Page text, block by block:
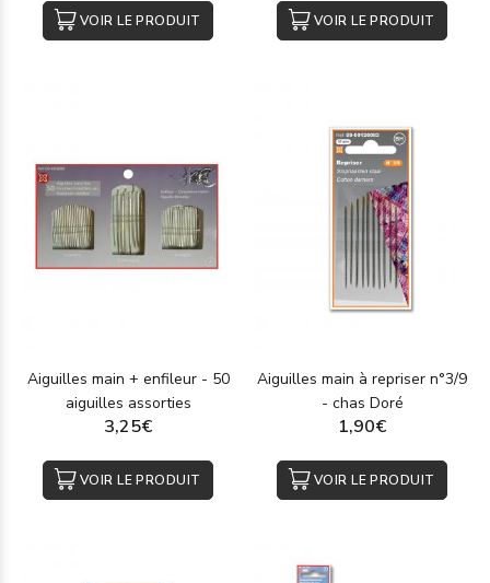
VOIR LE PRODUIT VOIR LE PRODUIT
Aiguilles main + enfileur - 50
aiguilles assorties
3,25€
VOIR LE PRODUIT
Aiguilles main à repriser n°3/9
- chas Doré
1,90€
VOIR LE PRODUIT